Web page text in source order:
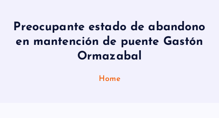
Preocupante estado de abandono
en mantención de puente Gastón
Ormazabal
Home